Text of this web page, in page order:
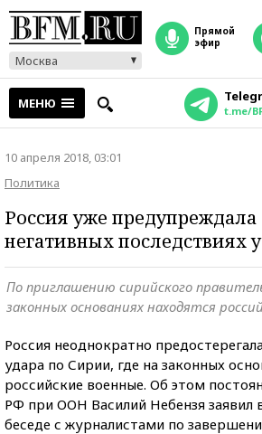
Москва
прямой
эфир
МЕНЮ t.me/
10 апреля 2018, 03:01
Политика
Россия уже
негативных последствиях
По приглашению сирийского
законных основаниях находятся
Россия неоднократно
удара по Сирии, где на законных
российские военные. Об этом
РФ при ООН Василий Небензя заявил
беседе с журналистами по